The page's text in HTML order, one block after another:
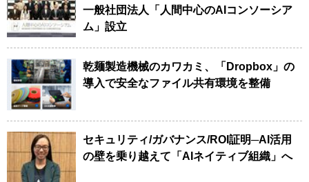
一般社団法人「人間中心のAIコンソーシア
ム」設立
乾麺製造機械のカワカミ、「Dropbox」の
導入で安全なファイル共有環境を整備
セキュリティ/ガバナンス/ROI証明─AI活用
の壁を乗り越えて「AIネイティブ組織」へ